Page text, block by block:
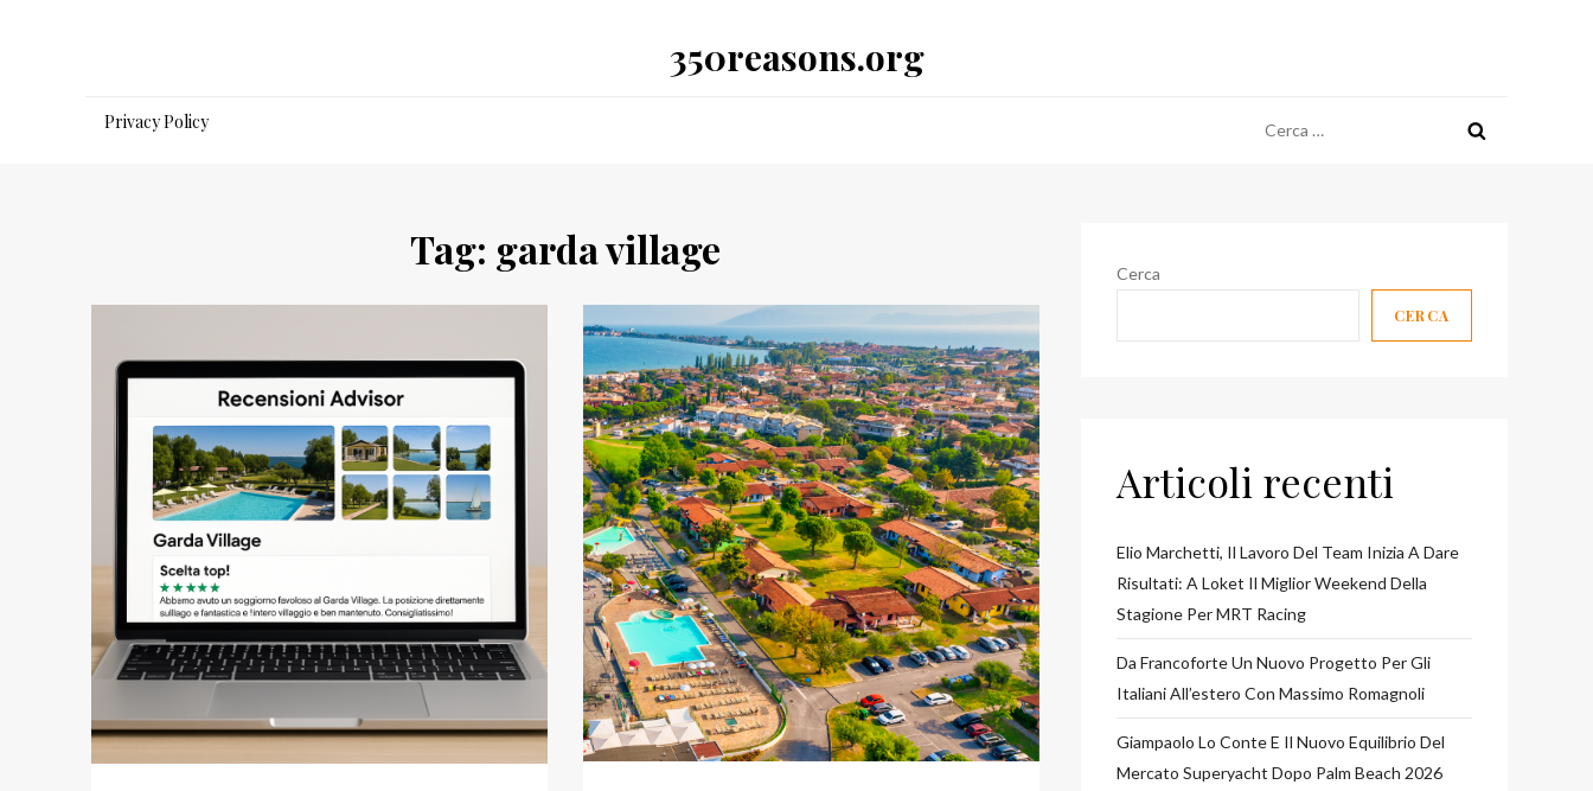
350reasons.org
Privacy Policy
per:
Tag: garda village Cerca
CERCA
Articoli recenti
Elio Marchetti, Il Lavoro Del Team Inizia A Dare
Risultati: A Loket Il Miglior Weekend Della
Stagione Per MRT Racing
Da Francoforte Un Nuovo Progetto Per Gli
Italiani All’estero Con Massimo Romagnoli
Giampaolo Lo Conte E Il Nuovo Equilibrio Del
Mercato Superyacht Dopo Palm Beach 2026